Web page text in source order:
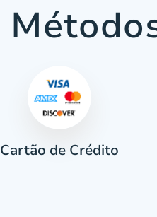
Cartão de Crédito